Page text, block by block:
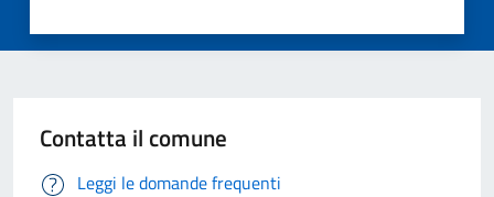
Contatta il comune
Leggi le domande frequenti